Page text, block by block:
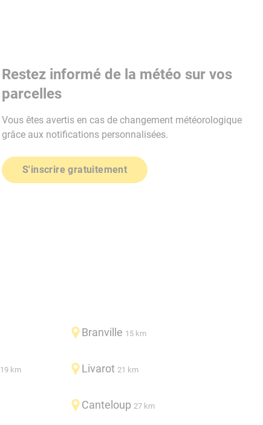
Restez informé de la météo sur vos
parcelles
Vous êtes avertis en cas de changement météorologique
grâce aux notifications personnalisées.
S'inscrire gratuitement
Branville 15 km
19 km Livarot 21 km
Canteloup 27 km